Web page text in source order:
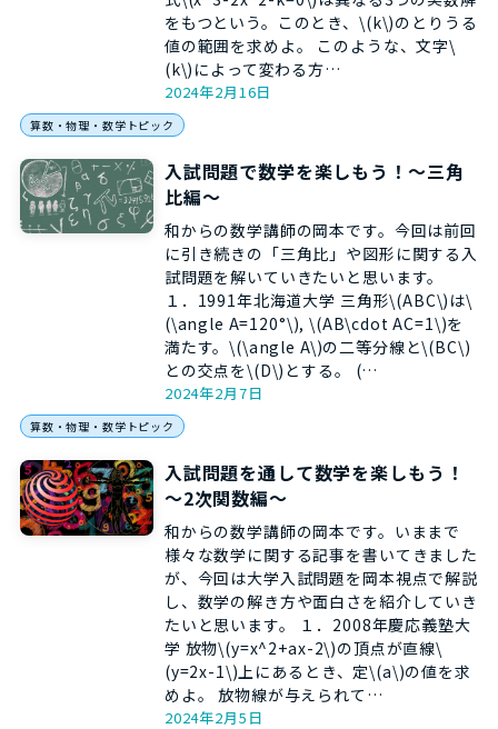
をもつという。このとき、\(k\)のとりうる
値の範囲を求めよ。 このような、文字\
(k\)によって変わる方…
2024年2月16日
算数・物理・数学トピック
入試問題で数学を楽しもう！～三角
比編～
和からの数学講師の岡本です。今回は前回
に引き続きの「三角比」や図形に関する入
試問題を解いていきたいと思います。
１．1991年北海道大学 三角形\(ABC\)は\
(\angle A=120°\), \(AB\cdot AC=1\)を
満たす。\(\angle A\)の二等分線と\(BC\)
との交点を\(D\)とする。 (…
2024年2月7日
算数・物理・数学トピック
入試問題を通して数学を楽しもう！
～2次関数編～
和からの数学講師の岡本です。いままで
様々な数学に関する記事を書いてきました
が、今回は大学入試問題を岡本視点で解説
し、数学の解き方や面白さを紹介していき
たいと思います。 １．2008年慶応義塾大
学 放物\(y=x^2+ax-2\)の頂点が直線\
(y=2x-1\)上にあるとき、定\(a\)の値を求
めよ。 放物線が与えられて…
2024年2月5日